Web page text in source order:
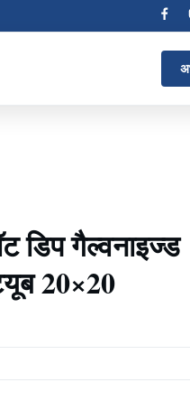
डिप गैल्वनाइज्ड
20×20